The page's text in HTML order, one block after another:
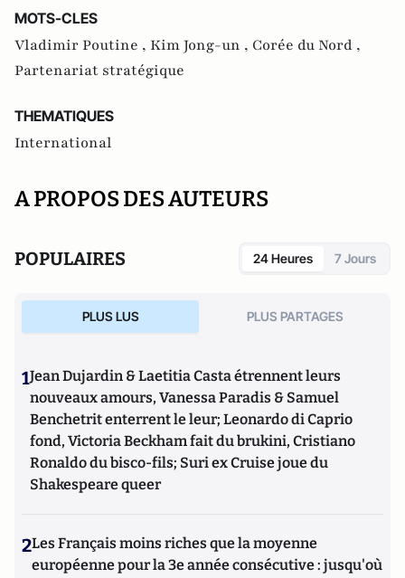
MOTS-CLES
Vladimir Poutine , Kim Jong-un , Corée du Nord ,
Partenariat stratégique
THEMATIQUES
International
A PROPOS DES AUTEURS
POPULAIRES 24 Heures 7 Jours
PLUS LUS PLUS PARTAGES
1Jean Dujardin & Laetitia Casta étrennent leurs
nouveaux amours, Vanessa Paradis & Samuel
Benchetrit enterrent le leur; Leonardo di Caprio
fond, Victoria Beckham fait du brukini, Cristiano
Ronaldo du bisco-fils; Suri ex Cruise joue du
Shakespeare queer
2Les Français moins riches que la moyenne
européenne pour la 3e année consécutive : jusqu'où